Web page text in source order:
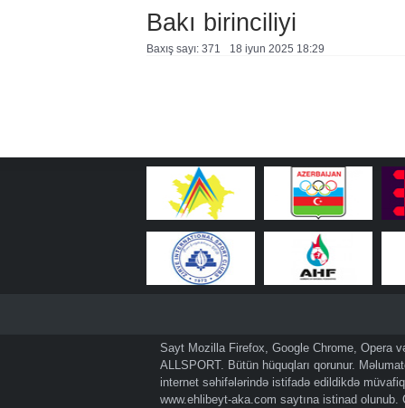
Bakı birinciliyi
Baxış sayı: 371 18 i̇yun 2025 18:29
Sayt Mozilla Firefox, Google Chrome, Opera
ALLSPORT. Bütün hüquqları qorunur.
internet səhifələrində istifadə edildikdə
www.ehlibeyt-aka.com saytına istinad olunub.